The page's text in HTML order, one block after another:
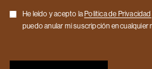
Checkbox
He leído y acepto la Politica de Privacidad
puedo anular mi suscripción en cualquier